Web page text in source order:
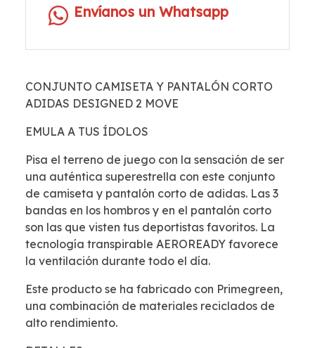
Envíanos un Whatsapp
CONJUNTO CAMISETA Y PANTALÓN CORTO
ADIDAS DESIGNED 2 MOVE
EMULA A TUS ÍDOLOS
Pisa el terreno de juego con la sensación de ser
una auténtica superestrella con este conjunto
de camiseta y pantalón corto de adidas. Las 3
bandas en los hombros y en el pantalón corto
son las que visten tus deportistas favoritos. La
tecnología transpirable AEROREADY favorece
la ventilación durante todo el día.
Este producto se ha fabricado con Primegreen,
una combinación de materiales reciclados de
alto rendimiento.